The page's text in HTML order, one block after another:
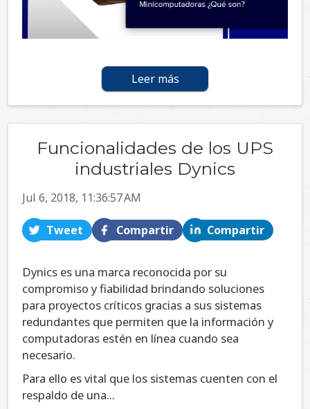
Leer más
Funcionalidades de los UPS
industriales Dynics
Jul 6, 2018, 11:36:57 AM
Tweet Compartir Compartir
Dynics es una marca reconocida por su
compromiso y fiabilidad brindando soluciones
para proyectos críticos gracias a sus sistemas
redundantes que permiten que la información y
computadoras estén en línea cuando sea
necesario.
Para ello es vital que los sistemas cuenten con el
respaldo de una...